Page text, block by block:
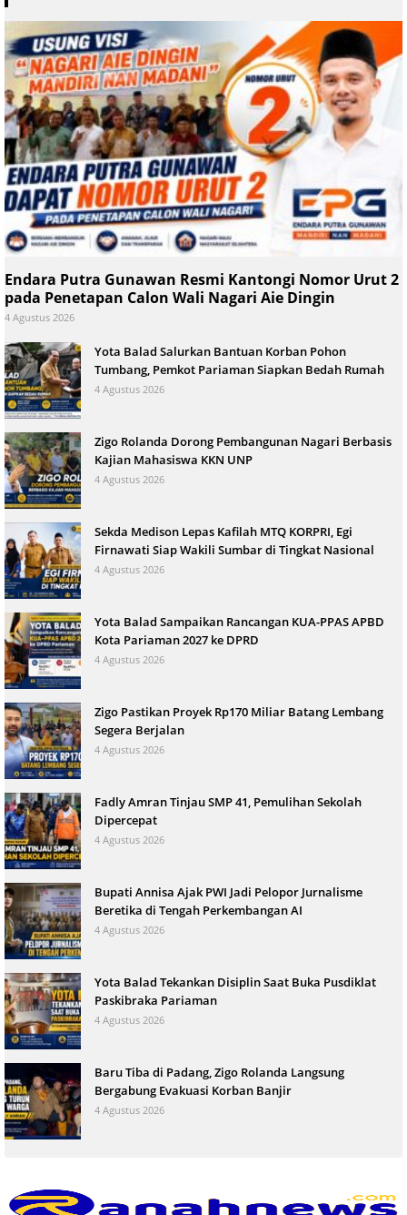
Endara Putra Gunawan Resmi Kantongi Nomor Urut 2
pada Penetapan Calon Wali Nagari Aie Dingin
4 Agustus 2026
Yota Balad Salurkan Bantuan Korban Pohon
Tumbang, Pemkot Pariaman Siapkan Bedah Rumah
4 Agustus 2026
Zigo Rolanda Dorong Pembangunan Nagari Berbasis
Kajian Mahasiswa KKN UNP
4 Agustus 2026
Sekda Medison Lepas Kafilah MTQ KORPRI, Egi
Firnawati Siap Wakili Sumbar di Tingkat Nasional
4 Agustus 2026
Yota Balad Sampaikan Rancangan KUA-PPAS APBD
Kota Pariaman 2027 ke DPRD
4 Agustus 2026
Zigo Pastikan Proyek Rp170 Miliar Batang Lembang
Segera Berjalan
4 Agustus 2026
Fadly Amran Tinjau SMP 41, Pemulihan Sekolah
Dipercepat
4 Agustus 2026
Bupati Annisa Ajak PWI Jadi Pelopor Jurnalisme
Beretika di Tengah Perkembangan AI
4 Agustus 2026
Yota Balad Tekankan Disiplin Saat Buka Pusdiklat
Paskibraka Pariaman
4 Agustus 2026
Baru Tiba di Padang, Zigo Rolanda Langsung
Bergabung Evakuasi Korban Banjir
4 Agustus 2026